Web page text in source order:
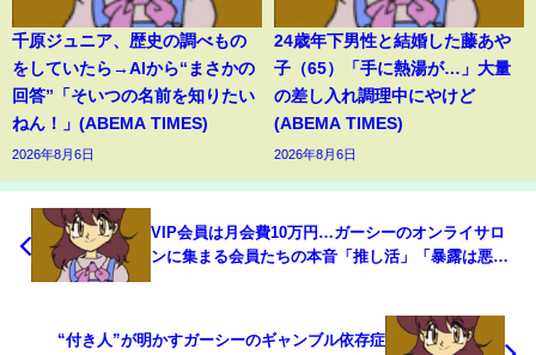
千原ジュニア、歴史の調べもの
をしていたら→AIから“まさかの
回答”「そいつの名前を知りたい
ねん！」(ABEMA TIMES)
2026年8月6日
24歳年下男性と結婚した藤あや
子（65）「手に熱湯が…」大量
の差し入れ調理中にやけど
(ABEMA TIMES)
2026年8月6日
VIP会員は月会費10万円…ガーシーのオンライサロ
ンに集まる会員たちの本音「推し活」「暴露は悪く
“付き人”が明かすガーシーのギャンブル依存症